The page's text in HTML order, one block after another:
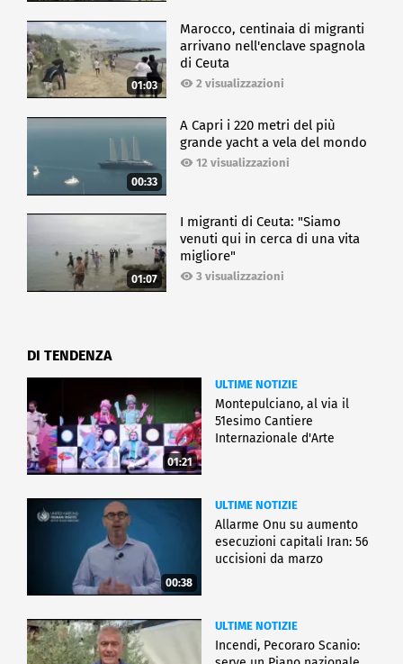
01:03
Marocco, centinaia di migranti
arrivano nell'enclave spagnola
di Ceuta
2 visualizzazioni
00:33
A Capri i 220 metri del più
grande yacht a vela del mondo
12 visualizzazioni
01:07
I migranti di Ceuta: "Siamo
venuti qui in cerca di una vita
migliore"
3 visualizzazioni
DI TENDENZA
01:21
ULTIME NOTIZIE
Montepulciano, al via il
51esimo Cantiere
Internazionale d'Arte
00:38
ULTIME NOTIZIE
Allarme Onu su aumento
esecuzioni capitali Iran: 56
uccisioni da marzo
ULTIME NOTIZIE
Incendi, Pecoraro Scanio: